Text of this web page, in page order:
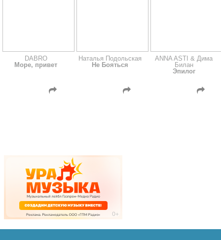
DABRO
Море, привет
Наталья Подольская
Не Бояться
ANNA ASTI & Дима
Билан
Эпилог